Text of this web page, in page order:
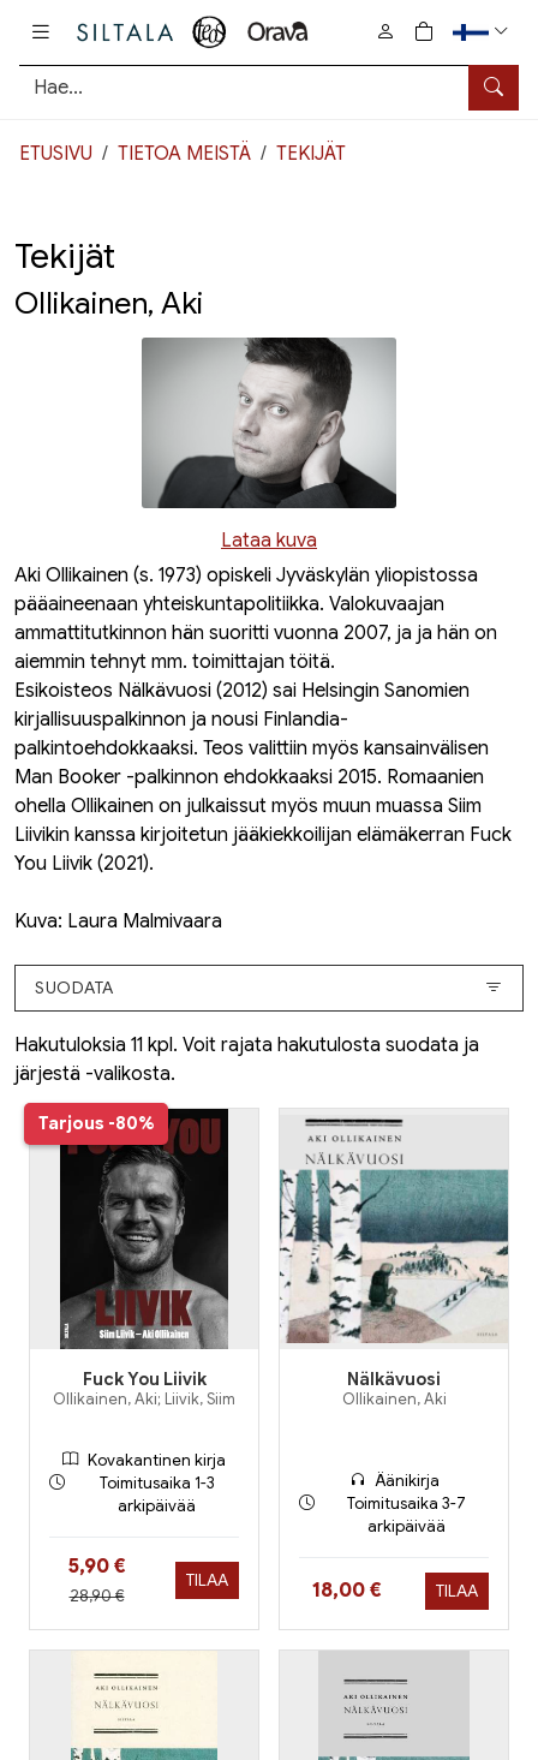
Hae
0
tuotetta
ETUSIVU TIETOA MEISTÄ TEKIJÄT
Tekijät
Ollikainen, Aki
Lataa kuva
Aki Ollikainen (s. 1973) opiskeli Jyväskylän yliopistossa
pääaineenaan yhteiskuntapolitiikka. Valokuvaajan
ammattitutkinnon hän suoritti vuonna 2007, ja ja hän on
aiemmin tehnyt mm. toimittajan töitä.
Esikoisteos Nälkävuosi (2012) sai Helsingin Sanomien
kirjallisuuspalkinnon ja nousi Finlandia-
palkintoehdokkaaksi. Teos valittiin myös kansainvälisen
Man Booker -palkinnon ehdokkaaksi 2015. Romaanien
ohella Ollikainen on julkaissut myös muun muassa Siim
Liivikin kanssa kirjoitetun jääkiekkoilijan elämäkerran Fuck
You Liivik (2021).
Kuva: Laura Malmivaara
SUODATA
Hakutuloksia 11 kpl. Voit rajata hakutulosta suodata ja
järjestä -valikosta.
Tarjous -80%
Fuck You Liivik
Ollikainen, Aki; Liivik, Siim
Kovakantinen kirja
Toimitusaika 1-3
arkipäivää
Hinta nyt
5,90 €
Hinta aiemmin
28,90 €
TILAA
Nälkävuosi
Ollikainen, Aki
Äänikirja
Toimitusaika 3-7
arkipäivää
Hinta nyt
18,00 € TILAA